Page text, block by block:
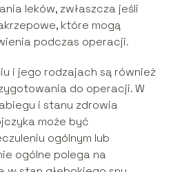
leków, zwłaszcza jeśli
które mogą
podczas operacji.
i jego rodzajach są również
do operacji. W
i stanu zdrowia
może być
ogólnym lub
ogólne polega na